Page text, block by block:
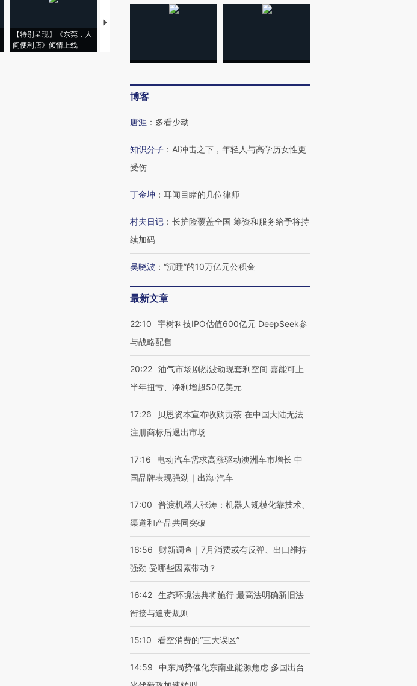
【特别呈现】《东莞，人
间便利店》倾情上线
【推广】走进第四届链博
博客
唐涯 ： 多看少动
知识分子 ： AI冲击之下，年轻人与高学历女性更
受伤
丁金坤 ： 耳闻目睹的几位律师
村夫日记 ： 长护险覆盖全国 筹资和服务给予将持
续加码
吴晓波 ： “沉睡”的10万亿元公积金
最新文章
22:10
宇树科技IPO估值600亿元 DeepSeek参
与战略配售
20:22 油气市场剧烈波动现套利空间 嘉能可上
半年扭亏、净利增超50亿美元
17:26
贝恩资本宣布收购贡茶 在中国大陆无法
注册商标后退出市场
17:16
电动汽车需求高涨驱动澳洲车市增长 中
国品牌表现强劲｜出海·汽车
17:00
普渡机器人张涛：机器人规模化靠技术、
渠道和产品共同突破
16:56
财新调查｜7月消费或有反弹、出口维持
强劲 受哪些因素带动？
16:42 生态环境法典将施行 最高法明确新旧法
衔接与追责规则
15:10 看空消费的“三大误区”
14:59
中东局势催化东南亚能源焦虑 多国出台